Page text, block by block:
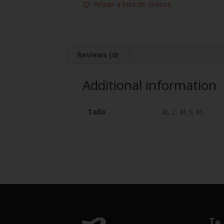
Añadir a lista de deseos
Reviews (0)
Additional information
Talla XL, L, M, S, XS